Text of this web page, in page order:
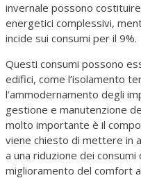
invernale possono
energetici complessivi,
incide sui consumi per il 9%.
Questi consumi possono
edifici, come l’isolamento
l’ammodernamento degli
gestione e manutenzione
molto importante è il
viene chiesto di mettere in
a una riduzione dei
miglioramento del comfort